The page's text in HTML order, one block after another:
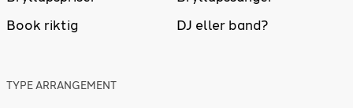
Book riktig
DJ eller band?
TYPE ARRANGEMENT